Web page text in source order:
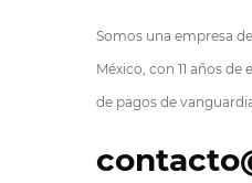
Somos una empresa
México, con 11 años
de pagos de